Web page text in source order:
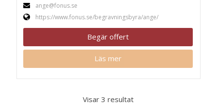
ange@fonus.se
https://www.fonus.se/begravningsbyra/ange/
Begär offert
Läs mer
Visar 3 resultat